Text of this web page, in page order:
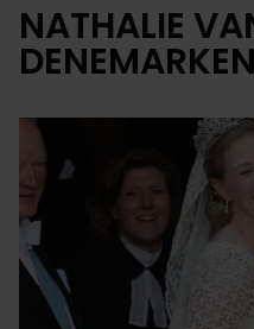
NATHALIE
DENEMARKEN